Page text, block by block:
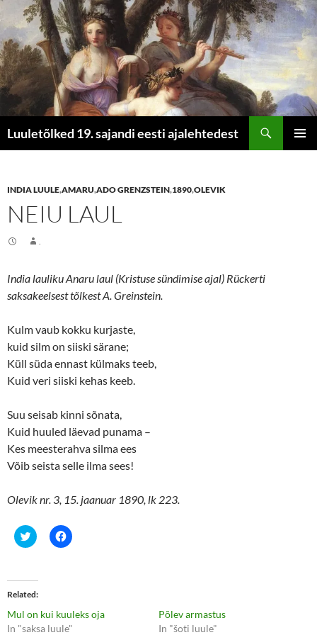
Luuletõlked 19. sajandi eesti ajalehtedest
INDIA LUULE,AMARU,ADO GRENZSTEIN,1890,OLEVIK
NEIU LAUL
India lauliku Anaru laul (Kristuse sündimise ajal) Rückerti
saksakeelsest tõlkest A. Greinstein.
Kulm vaub kokku kurjaste,
kuid silm on siiski särane;
Küll süda ennast külmaks teeb,
Kuid veri siiski kehas keeb.
Suu seisab kinni sõnata,
Kuid huuled läevad punama –
Kes meesterahva silma ees
Võib seista selle ilma sees!
Olevik nr. 3, 15. jaanuar 1890, lk 223.
C
l
t
o
s
a
r
C
l
a
r
Related
Mul on kui kuuleks oja
In "saksa luule"
Põlev armastus
In "šoti luule"